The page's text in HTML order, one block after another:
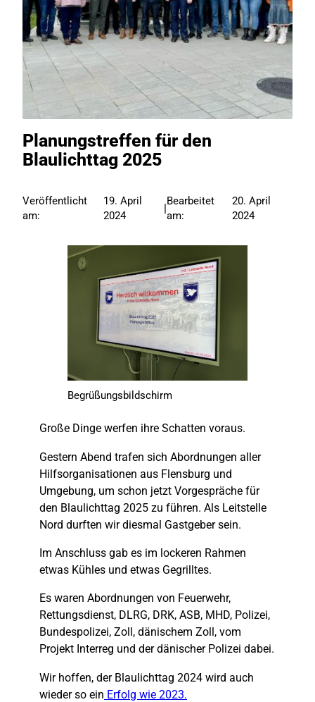
Planungstreffen für den
Blaulichttag 2025
Veröffentlicht
am:
19. April
2024
|
Bearbeitet
am:
20. April
2024
Begrüßungsbildschirm
Große Dinge werfen ihre Schatten voraus.
Gestern Abend trafen sich Abordnungen aller
Hilfsorganisationen aus Flensburg und
Umgebung, um schon jetzt Vorgespräche für
den Blaulichttag 2025 zu führen. Als Leitstelle
Nord durften wir diesmal Gastgeber sein.
Im Anschluss gab es im lockeren Rahmen
etwas Kühles und etwas Gegrilltes.
Es waren Abordnungen von Feuerwehr,
Rettungsdienst, DLRG, DRK, ASB, MHD, Polizei,
Bundespolizei, Zoll, dänischem Zoll, vom
Projekt Interreg und der dänischer Polizei dabei.
Wir hoffen, der Blaulichttag 2024 wird auch
wieder so ein Erfolg wie 2023.